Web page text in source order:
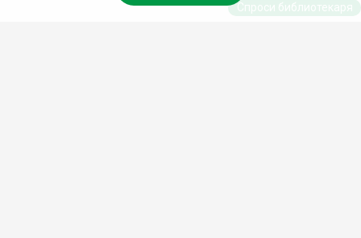
Спроси библиотекаря